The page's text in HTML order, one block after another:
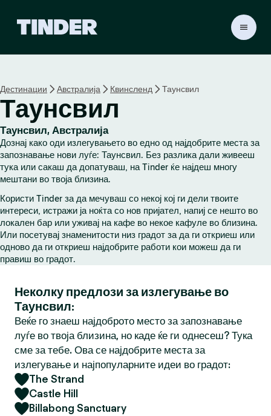
r
H
o
m
e
Дестинации Австралија Квинсленд Таунсвил
Таунсвил
Таунсвил, Австралија
Дознај како оди излегувањето во едно од најдобрите места за
запознавање нови луѓе: Таунсвил. Без разлика дали живееш
тука или сакаш да допатуваш, на Tinder ќе најдеш многу
мештани во твоја близина.
Користи Tinder за да мечуваш со некој кој ги дели твоите
интереси, истражи ја ноќта со нов пријател, напиј се нешто во
локален бар или уживај на кафе во некое кафуле во близина.
Или посетувај знаменитости низ градот за да ги откриеш или
одново да ги откриеш најдобрите работи кои можеш да ги
правиш во градот.
Неколку предлози за излегување во
Таунсвил:
Веќе го знаеш најдоброто место за запознавање
луѓе во твоја близина, но каде ќе ги однесеш? Тука
сме за тебе. Ова се најдобрите места за
излегување и најпопуларните идеи во градот:
The Strand
Castle Hill
Billabong Sanctuary